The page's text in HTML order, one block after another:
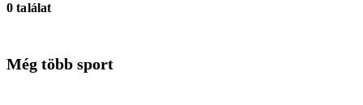
0 találat
Még több sport